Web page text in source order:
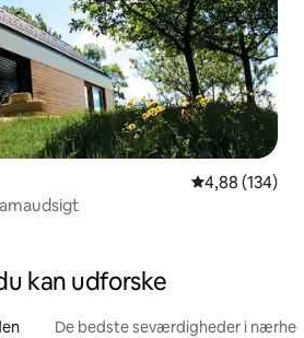
4,88 ud af 5 i
4,88 (134)
kan udforske
De bedste seværdigheder i